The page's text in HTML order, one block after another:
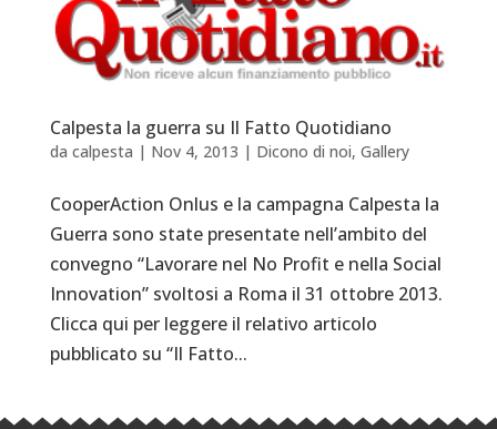
Calpesta la guerra su Il Fatto Quotidiano
da calpesta | Nov 4, 2013 | Dicono di noi, Gallery
CooperAction Onlus e la campagna Calpesta la
Guerra sono state presentate nell’ambito del
convegno “Lavorare nel No Profit e nella Social
Innovation” svoltosi a Roma il 31 ottobre 2013.
Clicca qui per leggere il relativo articolo
pubblicato su “Il Fatto...